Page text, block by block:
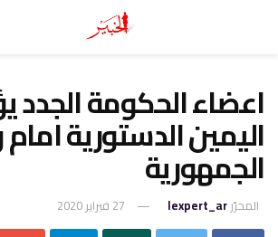
اعضاء الحكومة الجدد
اليمين الدستورية
الجمهورية
المحرّر lexpert_ar 27 فبراير 2020